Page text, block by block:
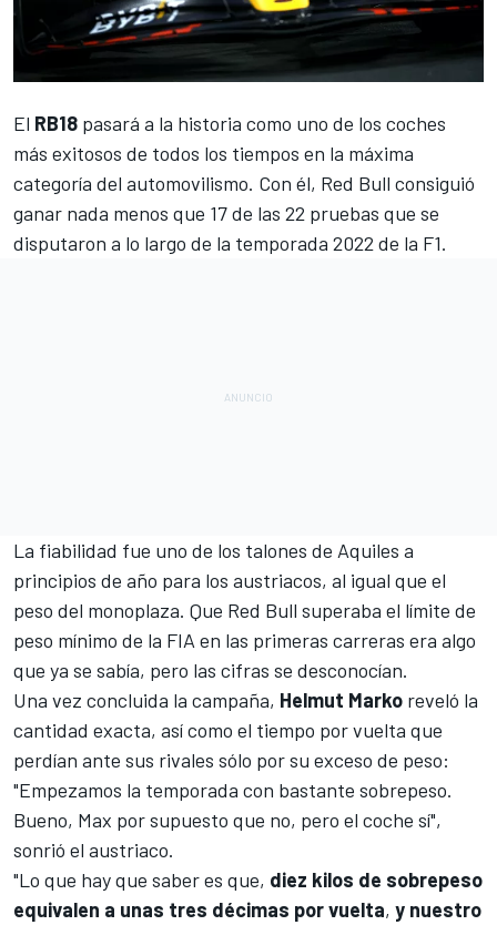
El RB18 pasará a la historia como uno de los coches
más exitosos de todos los tiempos en la máxima
categoría del automovilismo. Con él, Red Bull consiguió
ganar nada menos que 17 de las 22 pruebas que se
disputaron a lo largo de la temporada 2022 de la F1.
La fiabilidad fue uno de los talones de Aquiles a
principios de año para los austriacos, al igual que el
peso del monoplaza. Que Red Bull superaba el límite de
peso mínimo de la FIA en las primeras carreras era algo
que ya se sabía, pero las cifras se desconocían.
Una vez concluida la campaña, Helmut Marko reveló la
cantidad exacta, así como el tiempo por vuelta que
perdían ante sus rivales sólo por su exceso de peso:
"Empezamos la temporada con bastante sobrepeso.
Bueno, Max por supuesto que no, pero el coche sí",
sonrió el austriaco.
"Lo que hay que saber es que, diez kilos de sobrepeso
equivalen a unas tres décimas por vuelta, y nuestro